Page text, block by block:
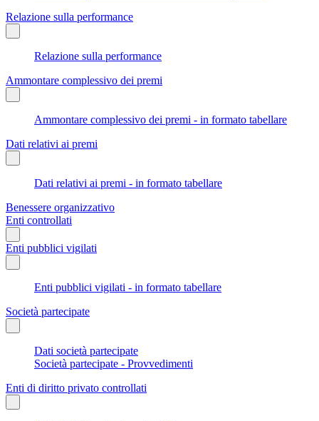
Relazione sulla performance
Relazione sulla performance
Ammontare complessivo dei premi
Ammontare complessivo dei premi - in formato tabellare
Dati relativi ai premi
Dati relativi ai premi - in formato tabellare
Benessere organizzativo
Enti controllati
Enti pubblici vigilati
Enti pubblici vigilati - in formato tabellare
Società partecipate
Dati società partecipate
Società partecipate - Provvedimenti
Enti di diritto privato controllati